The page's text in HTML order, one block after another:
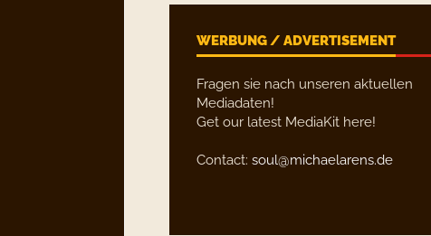
WERBUNG / ADVERTISEMENT
Fragen sie nach unseren aktuellen
Mediadaten!
Get our latest MediaKit here!
Contact: soul@michaelarens.de